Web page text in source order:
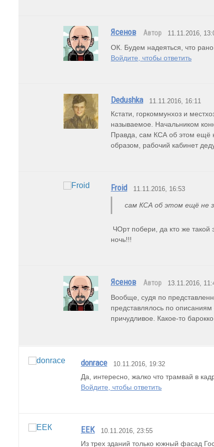
Ясенов Автор 11.11.2016,
ОК. Будем надеяться, что
Войдите, чтобы ответить
Dedushka 11.11.2016, 16:11
Кстати, горкоммунхоз и
называемое. Начальником
Правда, сам КСА об этом ещё
образом, рабочий кабинет
Froid 11.11.2016, 16:53
сам КСА об этом ещё не
ночь!!!
Ясенов Автор 13.11.2016,
Вообще, судя по
представлялось по
причудливое. Какое-то барокко
donrace 10.11.2016, 19:32
Да, интересно, жалко что трамвай в
Войдите, чтобы ответить
ЕЕК 10.11.2016, 23:55
Из трех зданий только южный фасад